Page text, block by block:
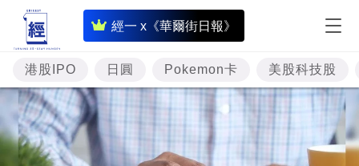
經一 x《華爾街日報》
即
時
財
經
專
題
港股IPO 日圓 Pokemon卡 美股科技股